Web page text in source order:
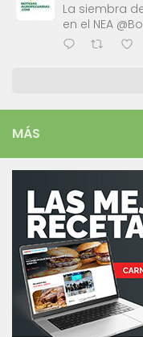
La siembra
en el NEA
MÁS